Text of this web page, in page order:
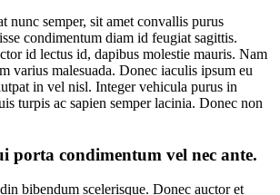
nunc semper, sit amet convallis purus
condimentum diam id feugiat sagittis.
id lectus id, dapibus molestie mauris. Nam
varius malesuada. Donec iaculis ipsum eu
in vel nisl. Integer vehicula purus in
turpis ac sapien semper lacinia. Donec non
porta condimentum vel nec ante.
bibendum scelerisque. Donec auctor et